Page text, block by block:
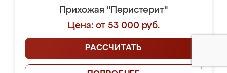
Прихожая "Перистерит"
Цена: от 53 000 руб.
РАССЧИТАТЬ